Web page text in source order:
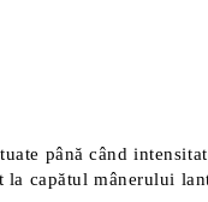
până când
capătul mânerului